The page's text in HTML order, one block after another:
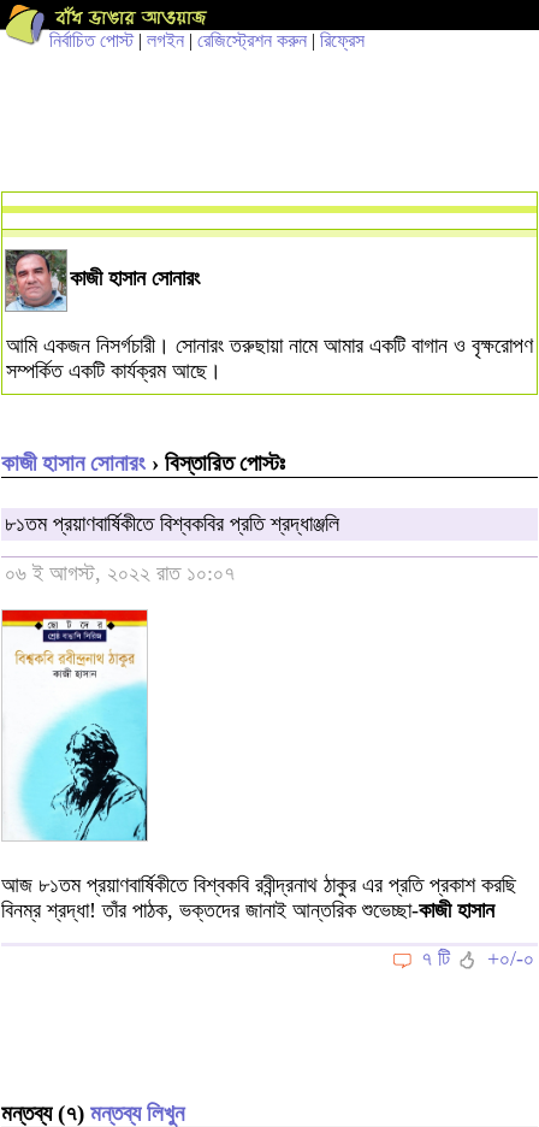
নির্বাচিত পোস্ট| লগইন | রেজিস্ট্রেশন করুন | রিফ্রেস
কাজী হাসান সোনারং
আমি একজন নিসর্গচারী। সোনারং তরুছায়া নামে আমার একটি বাগান ও বৃক্ষরোপণ
সম্পর্কিত একটি কার্যক্রম আছে।
কাজী হাসান সোনারং › বিস্তারিত পোস্টঃ
৮১তম প্রয়াণবার্ষিকীতে বিশ্বকবির প্রতি শ্রদ্ধাঞ্জলি
০৬ ই আগস্ট, ২০২২ রাত ১০:০৭
আজ ৮১তম প্রয়াণবার্ষিকীতে বিশ্বকবি রবীন্দ্রনাথ ঠাকুর এর প্রতি প্রকাশ করছি
বিনম্র শ্রদ্ধা! তাঁর পাঠক, ভক্তদের জানাই আন্তরিক শুভেচ্ছা-কাজী হাসান
৭ টি
+০/-০
মন্তব্য (৭) মন্তব্য লিখুন